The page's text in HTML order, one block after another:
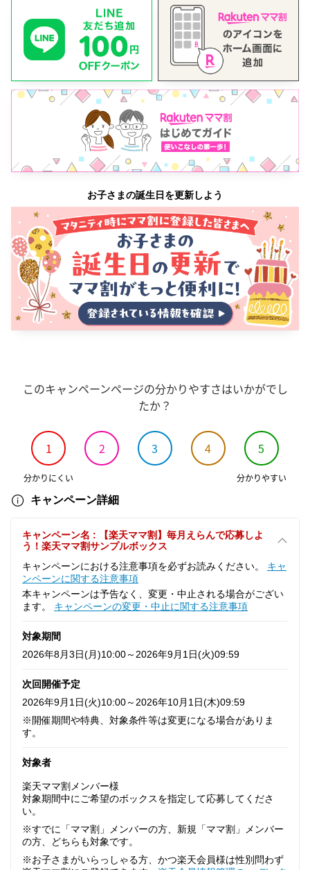
お子さまの誕生日を更新しよう
このキャンペーンページの分かりやすさはいかがでし
たか？
1 2 3 4 5
分かりにくい
分かりやすい
キャンペーン詳細
キャンペーン名 : 【楽天ママ割】毎月えらんで応募しよ
う！楽天ママ割サンプルボックス
キャンペーンにおける注意事項を必ずお読みください。 キャ
ンペーンに関する注意事項
本キャンペーンは予告なく、変更・中止される場合がござい
ます。 キャンペーンの変更・中止に関する注意事項
対象期間
2026年8月3日(月)10:00～2026年9月1日(火)09:59
次回開催予定
2026年9月1日(火)10:00～2026年10月1日(木)09:59
※開催期間や特典、対象条件等は変更になる場合がありま
す。
対象者
楽天ママ割メンバー様
対象期間中にご希望のボックスを指定して応募してくださ
い。
※すでに「ママ割」メンバーの方、新規「ママ割」メンバー
の方、どちらも対象です。
※お子さまがいらっしゃる方、かつ楽天会員様は性別問わず